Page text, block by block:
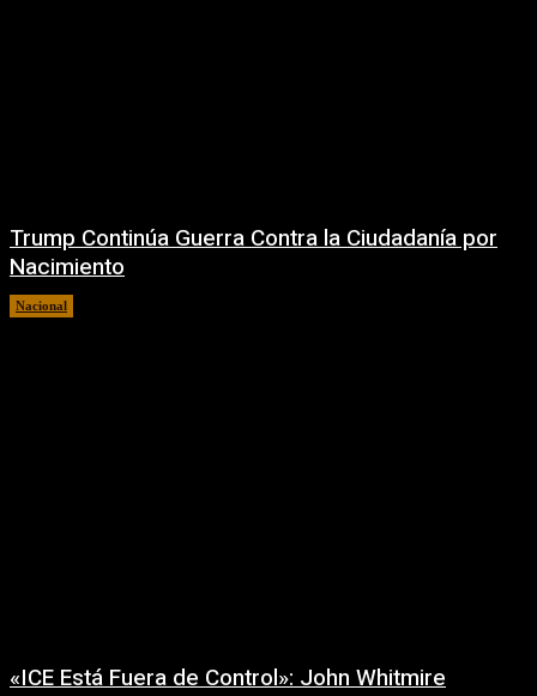
Trump Continúa Guerra Contra la Ciudadanía por
Nacimiento
Nacional
«ICE Está Fuera de Control»: John Whitmire